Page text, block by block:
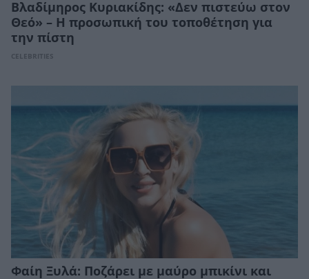
Βλαδίμηρος Κυριακίδης: «Δεν πιστεύω στον
Θεό» – Η προσωπική του τοποθέτηση για
την πίστη
CELEBRITIES
Φαίη Ξυλά: Ποζάρει με μαύρο μπικίνι και